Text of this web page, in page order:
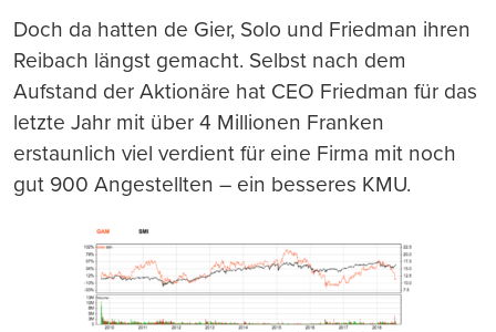
Doch da hatten de Gier, Solo und Friedman ihren
Reibach längst gemacht. Selbst nach dem
Aufstand der Aktionäre hat CEO Friedman für das
letzte Jahr mit über 4 Millionen Franken
erstaunlich viel verdient für eine Firma mit noch
gut 900 Angestellten – ein besseres KMU.